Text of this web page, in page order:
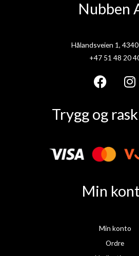
Nubben
Hålandsveien 1,
+47 51 48 20
F
c
b
o
I
n
s
g
Trygg og
Min
Min konto
Ordre